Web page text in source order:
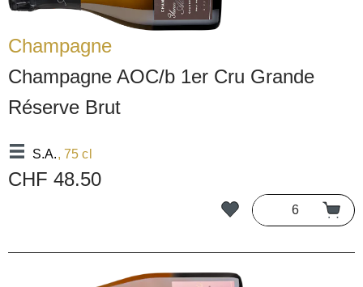
Champagne
Champagne AOC/b 1er Cru Grande
Réserve Brut
S.A., 75 cl
CHF 48.50